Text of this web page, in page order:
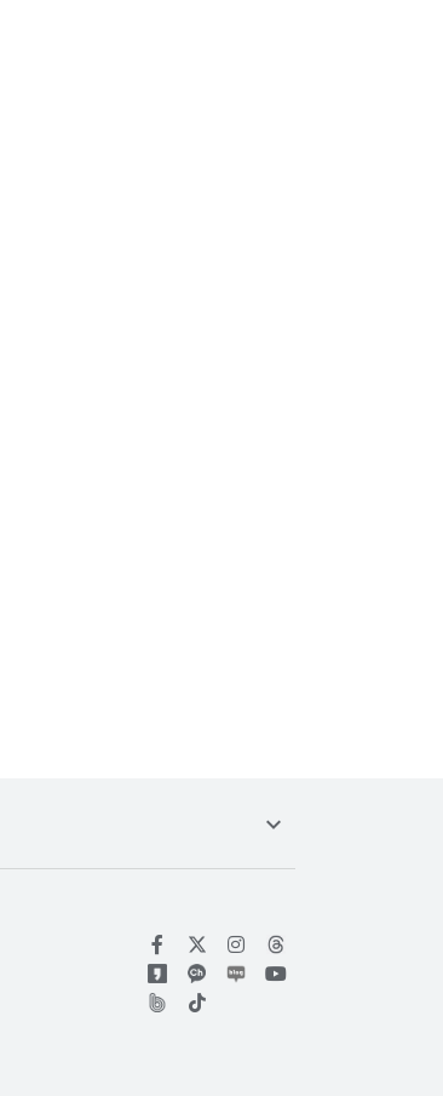
keyboard_arrow_down
위키트리 페이스북위키트리 인스타그램
위키트리 유튜브
위키트리 틱톡